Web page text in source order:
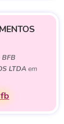
BFB
LTDAem